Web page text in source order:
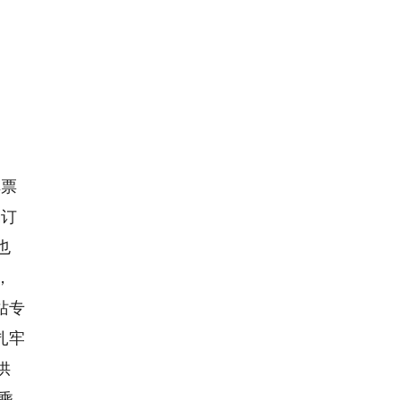
专
牢